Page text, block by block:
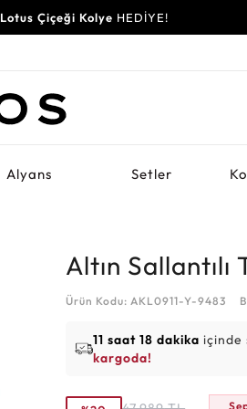
Lotus Çiçeği Kolye HEDİYE!
Alyans Setler
Altın Sallantılı
Ürün Kodu: AKL0911-Y-9483
11 saat 18 dakika içinde
kargoda!